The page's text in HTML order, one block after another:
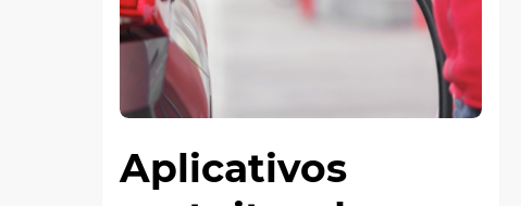
Aplicativos